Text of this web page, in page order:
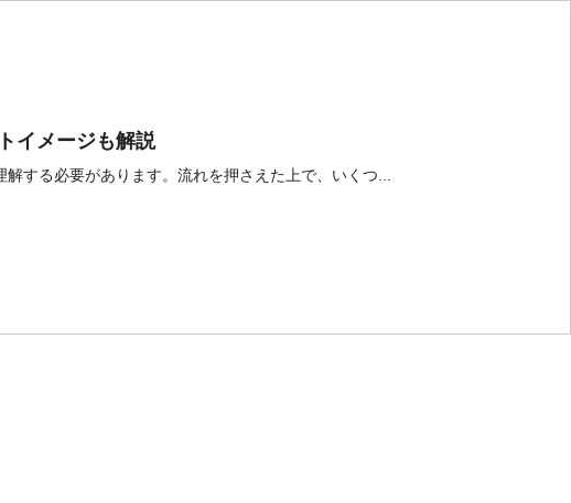
イメージも解説
する必要があります。流れを押さえた上で、いくつ...